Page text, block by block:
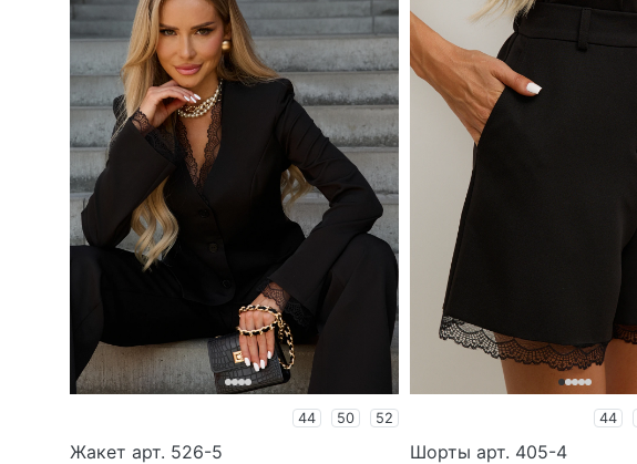
44 50 52
Жакет арт. 526-5
44
Шорты арт. 405-4